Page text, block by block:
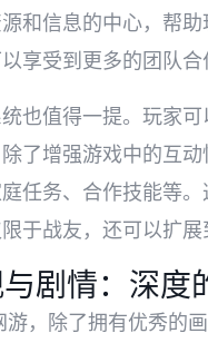
和信息的中心，帮
享受到更多的团队
也值得一提。玩家
了增强游戏中的互
任务、合作技能等
于战友，还可以扩展
剧情：深度
游，除了拥有优秀的